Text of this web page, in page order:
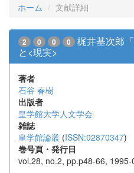
ホーム 文献詳細
2 0 0 0
梶井基次郎
と<現実>
著者
石谷 春樹
出版者
皇学館大学人文学会
雑誌
皇学館論叢 (ISSN:02870347)
巻号頁・発行日
vol.28, no.2, pp.p48-66, 1995-